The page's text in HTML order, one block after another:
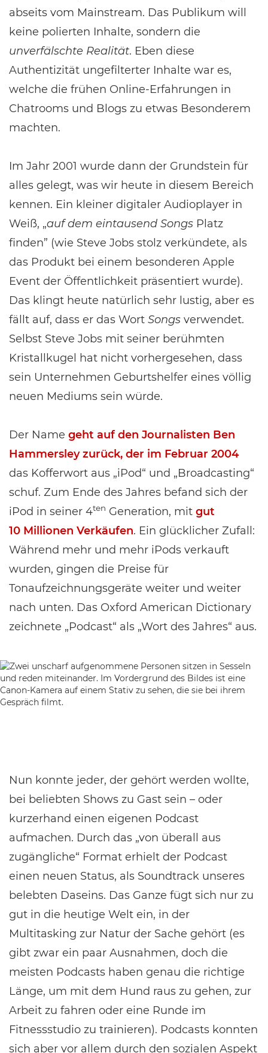
abseits vom Mainstream. Das Publikum will
keine polierten Inhalte, sondern die
unverfälschte Realität. Eben diese
Authentizität ungefilterter Inhalte war es,
welche die frühen Online-Erfahrungen in
Chatrooms und Blogs zu etwas Besonderem
machten.
Im Jahr 2001 wurde dann der Grundstein für
alles gelegt, was wir heute in diesem Bereich
kennen. Ein kleiner digitaler Audioplayer in
Weiß, „auf dem eintausend Songs Platz
finden” (wie Steve Jobs stolz verkündete, als
das Produkt bei einem besonderen Apple
Event der Öffentlichkeit präsentiert wurde).
Das klingt heute natürlich sehr lustig, aber es
fällt auf, dass er das Wort Songs verwendet.
Selbst Steve Jobs mit seiner berühmten
Kristallkugel hat nicht vorhergesehen, dass
sein Unternehmen Geburtshelfer eines völlig
neuen Mediums sein würde.
Der Name geht auf den Journalisten Ben
Hammersley zurück, der im Februar 2004
das Kofferwort aus „iPod“ und „Broadcasting“
schuf. Zum Ende des Jahres befand sich der
iPod in seiner 4ten Generation, mit gut
10 Millionen Verkäufen. Ein glücklicher Zufall:
Während mehr und mehr iPods verkauft
wurden, gingen die Preise für
Tonaufzeichnungsgeräte weiter und weiter
nach unten. Das Oxford American Dictionary
zeichnete „Podcast“ als „Wort des Jahres“ aus.
Nun konnte jeder, der gehört werden wollte,
bei beliebten Shows zu Gast sein – oder
kurzerhand einen eigenen Podcast
aufmachen. Durch das „von überall aus
zugängliche“ Format erhielt der Podcast
einen neuen Status, als Soundtrack unseres
belebten Daseins. Das Ganze fügt sich nur zu
gut in die heutige Welt ein, in der
Multitasking zur Natur der Sache gehört (es
gibt zwar ein paar Ausnahmen, doch die
meisten Podcasts haben genau die richtige
Länge, um mit dem Hund raus zu gehen, zur
Arbeit zu fahren oder eine Runde im
Fitnessstudio zu trainieren). Podcasts konnten
sich aber vor allem durch den sozialen Aspekt